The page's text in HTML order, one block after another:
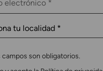
campos son obligatorios.